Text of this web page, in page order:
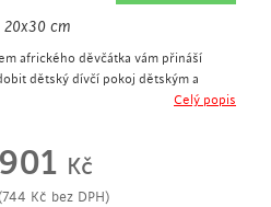
20x30 cm
afrického děvčátka vám přináší
dětský dívčí pokoj dětským a
Motiv malé holčičky na pozadí
a společnicí. Stejný motiv
také na
Celý popis
901 Kč
744 Kč bez DPH)